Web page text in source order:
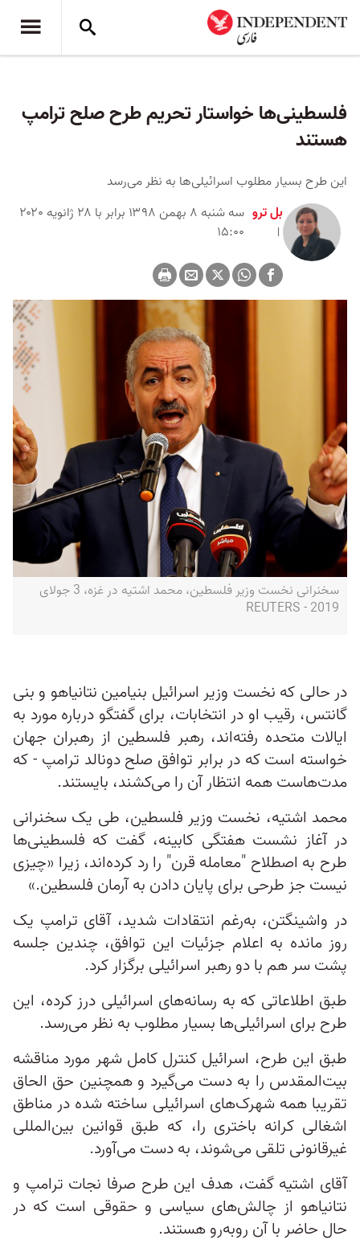
فلسطینی‌ها خواستار تحریم طرح صلح ترامپ
هستند
این طرح بسیار مطلوب اسرائیلی‌ها به نظر می‌رسد
بل ترو
سه شنبه ۸ بهمن ۱۳۹۸ برابر با ۲۸ ژانویه ۲۰۲۰
۱۵:۰۰
سخنرانی نخست وزیر فلسطین، محمد اشتیه در غزه، 3 جولای
2019 - REUTERS
در حالی که نخست وزیر اسرائیل بنیامین نتانیاهو و بنی
گانتس، رقیب او در انتخابات، برای گفتگو درباره مورد به
ایالات متحده رفته‌اند، رهبر فلسطین از رهبران جهان
خواسته است كه در برابر توافق صلح دونالد ترامپ - که
مدت‌هاست همه انتظار آن را می‌کشند، بایستند.
محمد اشتیه، نخست وزیر فلسطین، طی یک سخنرانی
در آغاز نشست هفتگی کابینه، گفت که فلسطینی‌ها
طرح به اصطلاح "معامله قرن" را رد کرده‌اند، زیرا «چیزی
نیست جز طرحی برای پایان دادن به آرمان فلسطین.»
در واشینگتن، به‌رغم انتقادات شدید، آقای ترامپ یک
روز مانده به اعلام جزئیات این توافق، چندین جلسه
پشت سر هم با دو رهبر اسرائیلی برگزار کرد.
طبق اطلاعاتی که به رسانه‌های اسرائیلی درز کرده، این
طرح برای اسرائیلی‌ها بسیار مطلوب به نظر می‌رسد.
طبق این طرح، اسرائیل کنترل کامل شهر مورد مناقشه
بیت‌المقدس را به دست می‌گیرد و همچنین حق الحاق
تقریبا همه شهرک‌های اسرائیلی ساخته شده در مناطق
اشغالی کرانه باختری را، که طبق قوانین بین‌المللی
غیرقانونی تلقی می‌شوند، به دست می‌آورد.
آقای اشتیه گفت، هدف این طرح صرفا نجات ترامپ و
نتانیاهو از چالش‌های سیاسی و حقوقی است که در
حال حاضر با آن روبه‌رو هستند.